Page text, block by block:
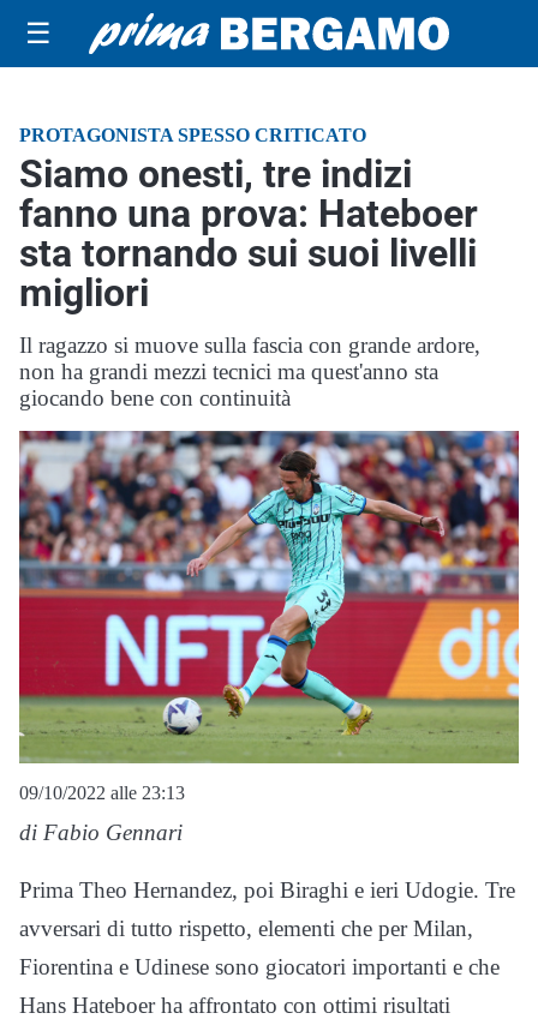
☰
PROTAGONISTA SPESSO CRITICATO
Siamo onesti, tre indizi
fanno una prova: Hateboer
sta tornando sui suoi livelli
migliori
Il ragazzo si muove sulla fascia con grande ardore,
non ha grandi mezzi tecnici ma quest'anno sta
giocando bene con continuità
09/10/2022 alle 23:13
di Fabio Gennari
Prima Theo Hernandez, poi Biraghi e ieri Udogie. Tre
avversari di tutto rispetto, elementi che per Milan,
Fiorentina e Udinese sono giocatori importanti e che
Hans Hateboer ha affrontato con ottimi risultati